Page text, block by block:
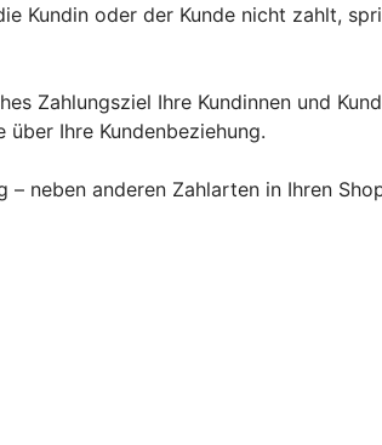
Kundin oder der Kunde nicht zahlt,
Zahlungsziel Ihre Kundinnen und
Ihre Kundenbeziehung.
neben anderen Zahlarten in Ihren